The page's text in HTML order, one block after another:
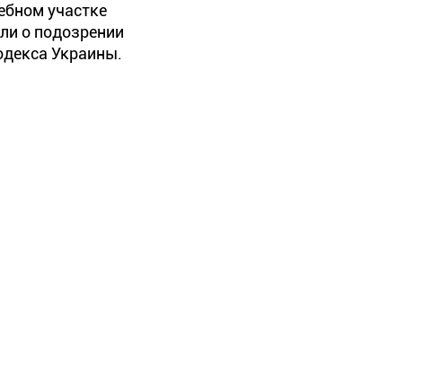
участке
о подозрении
Украины.